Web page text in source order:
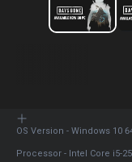
OS Version - Windows 10
Processor - Intel Core i5-